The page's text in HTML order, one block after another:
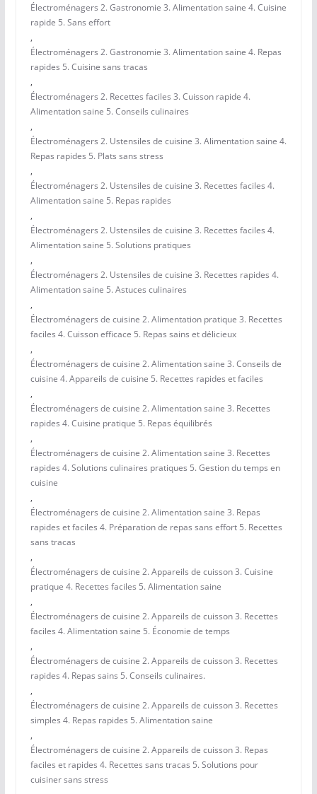
Électroménagers 2. Gastronomie 3. Alimentation saine 4. Cuisine
rapide 5. Sans effort
,
Électroménagers 2. Gastronomie 3. Alimentation saine 4. Repas
rapides 5. Cuisine sans tracas
,
Électroménagers 2. Recettes faciles 3. Cuisson rapide 4.
Alimentation saine 5. Conseils culinaires
,
Électroménagers 2. Ustensiles de cuisine 3. Alimentation saine 4.
Repas rapides 5. Plats sans stress
,
Électroménagers 2. Ustensiles de cuisine 3. Recettes faciles 4.
Alimentation saine 5. Repas rapides
,
Électroménagers 2. Ustensiles de cuisine 3. Recettes faciles 4.
Alimentation saine 5. Solutions pratiques
,
Électroménagers 2. Ustensiles de cuisine 3. Recettes rapides 4.
Alimentation saine 5. Astuces culinaires
,
Électroménagers de cuisine 2. Alimentation pratique 3. Recettes
faciles 4. Cuisson efficace 5. Repas sains et délicieux
,
Électroménagers de cuisine 2. Alimentation saine 3. Conseils de
cuisine 4. Appareils de cuisine 5. Recettes rapides et faciles
,
Électroménagers de cuisine 2. Alimentation saine 3. Recettes
rapides 4. Cuisine pratique 5. Repas équilibrés
,
Électroménagers de cuisine 2. Alimentation saine 3. Recettes
rapides 4. Solutions culinaires pratiques 5. Gestion du temps en
cuisine
,
Électroménagers de cuisine 2. Alimentation saine 3. Repas
rapides et faciles 4. Préparation de repas sans effort 5. Recettes
sans tracas
,
Électroménagers de cuisine 2. Appareils de cuisson 3. Cuisine
pratique 4. Recettes faciles 5. Alimentation saine
,
Électroménagers de cuisine 2. Appareils de cuisson 3. Recettes
faciles 4. Alimentation saine 5. Économie de temps
,
Électroménagers de cuisine 2. Appareils de cuisson 3. Recettes
rapides 4. Repas sains 5. Conseils culinaires.
,
Électroménagers de cuisine 2. Appareils de cuisson 3. Recettes
simples 4. Repas rapides 5. Alimentation saine
,
Électroménagers de cuisine 2. Appareils de cuisson 3. Repas
faciles et rapides 4. Recettes sans tracas 5. Solutions pour
cuisiner sans stress